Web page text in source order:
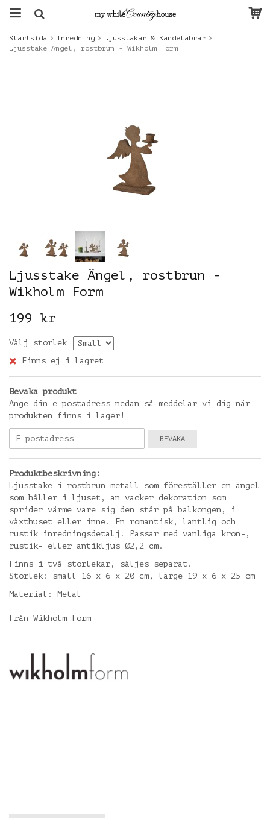
Startsida Inredning
Ljusstakar & Kandelabrar
Ljusstake Ängel, rostbrun - Wikholm Form
Ljusstake Ängel, rostbrun -
Wikholm Form
199 kr
Välj storlek
Finns ej i lagret
Bevaka produkt
Ange din e-postadress nedan så meddelar vi dig när
produkten finns i lager!
BEVAKA
Produktbeskrivning:
Ljusstake i rostbrun metall som föreställer en ängel
som håller i ljuset, an vacker dekoration som
sprider värme vare sig den står på balkongen, i
växthuset eller inne. En romantisk, lantlig och
rustik inredningsdetalj. Passar med vanliga kron-,
rustik- eller antikljus Ø2,2 cm.
Finns i två storlekar, säljes separat.
Storlek: small 16 x 6 x 20 cm, large 19 x 6 x 25 cm
Material: Metal
Från Wikholm Form